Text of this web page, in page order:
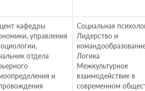
кафедры
управления
отдела
и
Социальная
Лидерство и
Логика
Межкультурное
взаимодействие в
современном